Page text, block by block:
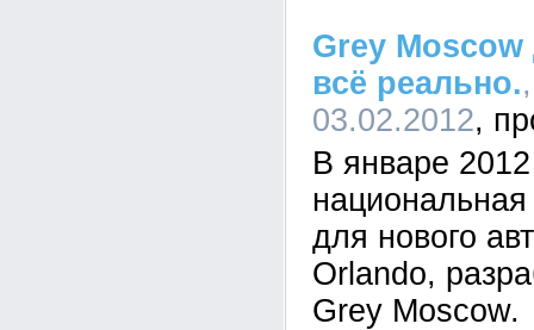
Grey Moscow
всё реально.
03.02.2012
В январе
для нового
Orlando,
Grey Moscow.